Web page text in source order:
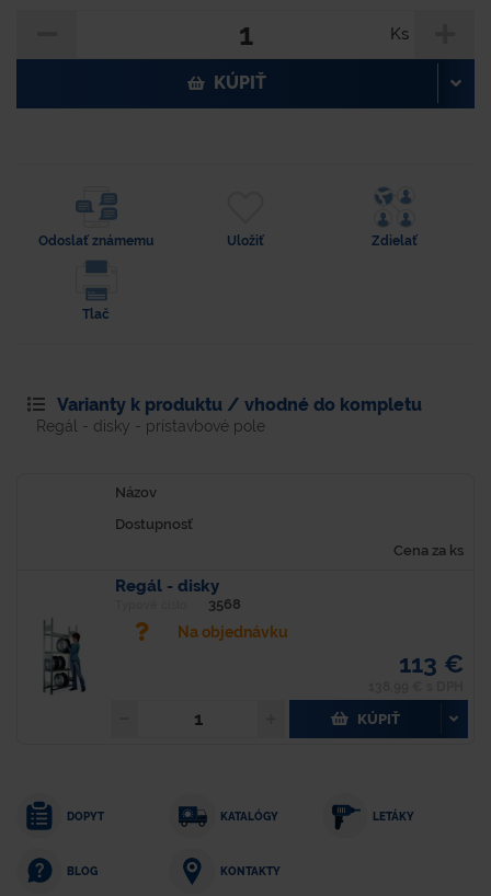
Ks
KÚPIŤ
Odoslať známemu Uložiť Zdielať
Tlač
Varianty k produktu / vhodné do kompletu
Regál - disky - prístavbové pole
Názov
Dostupnosť
Cena za ks
Regál - disky
3568
Na objednávku
113 €
KÚPIŤ
DOPYT KATALÓGY LETÁKY
BLOG KONTAKTY